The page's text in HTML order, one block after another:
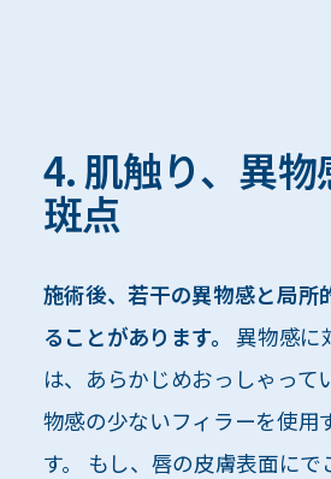
4. 肌触り、異
斑点
施術後、若干の異物感と局所
ることがあります。 異物感に
は、あらかじめおっしゃって
物感の少ないフィラーを使用
す。 もし、唇の皮膚表面に